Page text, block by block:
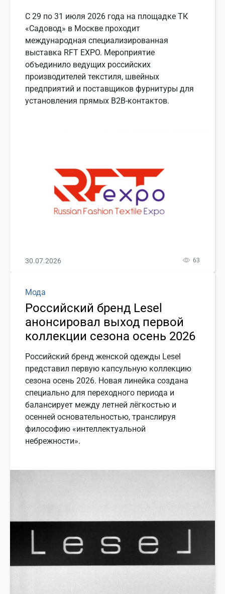
С 29 по 31 июля 2026 года на площадке ТК
«Садовод» в Москве проходит
международная специализированная
выставка RFT EXPO. Мероприятие
объединило ведущих российских
производителей текстиля, швейных
предприятий и поставщиков фурнитуры для
установления прямых B2B-контактов.
30.07.2026 63
Мода
Российский бренд Lesel
анонсировал выход первой
коллекции сезона осень 2026
Российский бренд женской одежды Lesel
представил первую капсульную коллекцию
сезона осень 2026. Новая линейка создана
специально для переходного периода и
балансирует между летней лёгкостью и
осенней основательностью, транслируя
философию «интеллектуальной
небрежности».